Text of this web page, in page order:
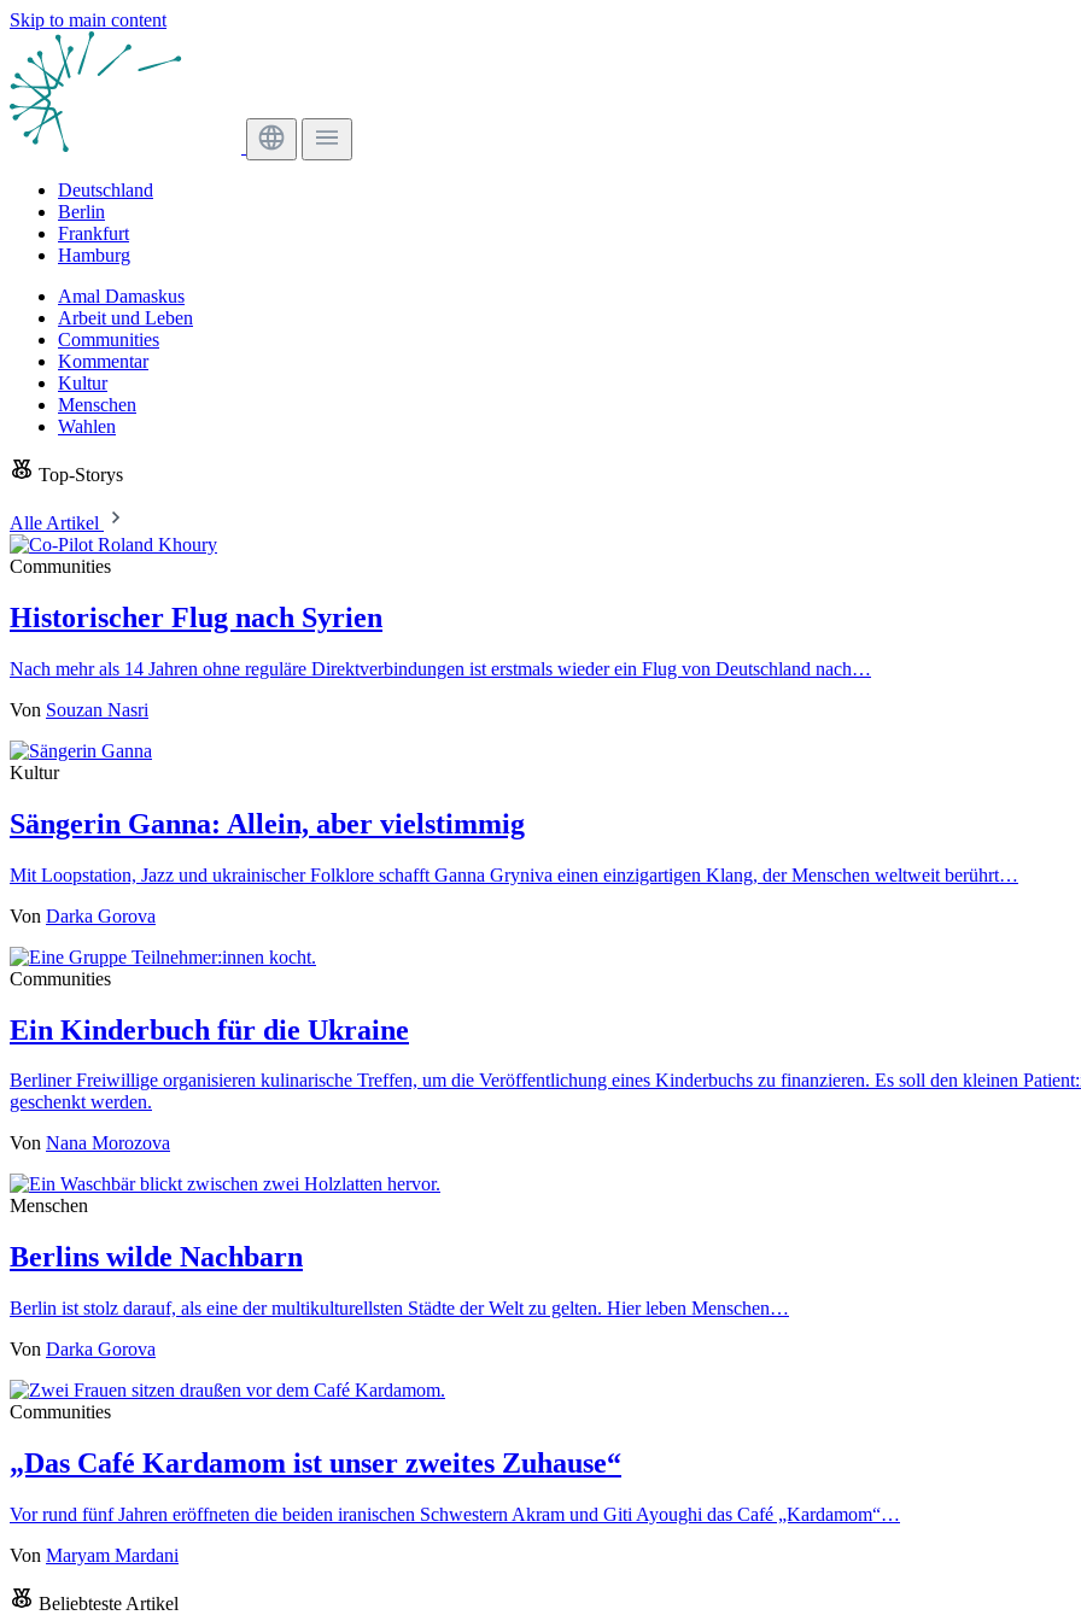
Skip to main content
Deutschland
Berlin
Frankfurt
Hamburg
Amal Damaskus
Arbeit und Leben
Communities
Kommentar
Kultur
Menschen
Wahlen
Top-Storys
Alle Artikel
Communities
Historischer Flug nach Syrien
Nach mehr als 14 Jahren ohne reguläre Direktverbindungen ist erstmals wieder ein Flug von Deutschland nach…
Von Souzan Nasri
Kultur
Sängerin Ganna: Allein, aber vielstimmig
Mit Loopstation, Jazz und ukrainischer Folklore schafft Ganna Gryniva einen einzigartigen Klang, der Menschen weltweit berührt…
Von Darka Gorova
Communities
Ein Kinderbuch für die Ukraine
Berliner Freiwillige organisieren kulinarische Treffen, um die Veröffentlichung eines Kinderbuchs zu finanzieren. Es soll den kleinen
geschenkt werden.
Von Nana Morozova
Menschen
Berlins wilde Nachbarn
Berlin ist stolz darauf, als eine der multikulturellsten Städte der Welt zu gelten. Hier leben Menschen…
Von Darka Gorova
Communities
„Das Café Kardamom ist unser zweites Zuhause“
Vor rund fünf Jahren eröffneten die beiden iranischen Schwestern Akram und Giti Ayoughi das Café „Kardamom“…
Von Maryam Mardani
Beliebteste Artikel